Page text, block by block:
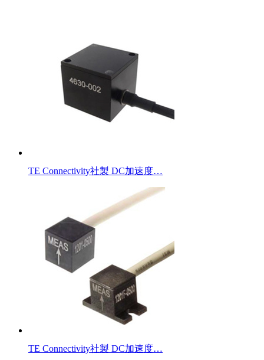
TE Connectivity社製 DC加速度…
TE Connectivity社製 DC加速度…